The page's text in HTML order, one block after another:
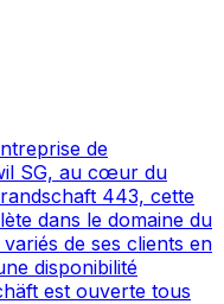
de
SG, au cœur du
443, cette
dans le domaine du
de ses clients en
disponibilité
est ouverte tous